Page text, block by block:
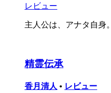
レビュー
主人公は、アナタ自身。
精霊伝承
香月清人 • レビュー